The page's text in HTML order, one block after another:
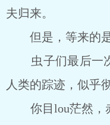
夫归来。
但是，等来的是
虫子们最后一次
人类的踪迹，似乎
你目lou茫然，